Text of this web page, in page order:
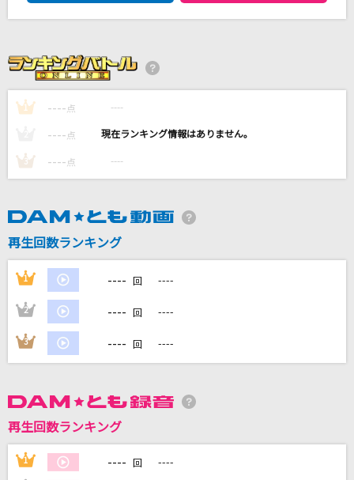
愛は勝つ
もっと見る
カラオケ最新情報をチェック！
DAMに会員登録・ログインして
カラオケをもっと楽しもう！
家族や友達と一緒に！練習にも！
1 ---- 点 ----
---- 点 ----
3 ---- 点 ----
再生回数ランキング
1 ---- 回 ----
2 ---- 回 ----
3 ---- 回 ----
再生回数ランキング
1 ---- 回 ----